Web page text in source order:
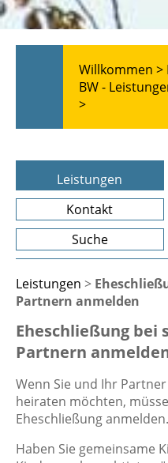
Willkommen >
BW -
>
Leistungen
Kontakt
Suche
Leistungen >
Partnern anmelden
Eheschließung bei
Partnern
Wenn Sie und Ihr
heiraten möchten,
Eheschließung anmelden.
Haben Sie gemeinsame